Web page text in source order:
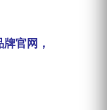
官网，